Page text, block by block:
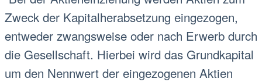
Zweck der Kapitalherabsetzung eingezogen,
entweder zwangsweise oder nach Erwerb durch
die Gesellschaft. Hierbei wird das Grundkapital
um den Nennwert der eingezogenen Aktien